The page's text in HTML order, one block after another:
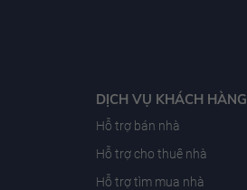
DỊCH VỤ KHÁCH HÀNG
Hỗ trợ bán nhà
Hỗ trợ cho thuê nhà
Hỗ trợ tìm mua nhà